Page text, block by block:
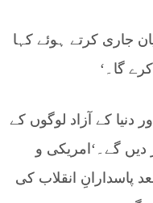
جاری کرتے ہوئے کہا
گا۔‘
کے آزاد لوگوں کے
دیں گے۔‘امریکی و
پاسدارانِ انقلاب کی